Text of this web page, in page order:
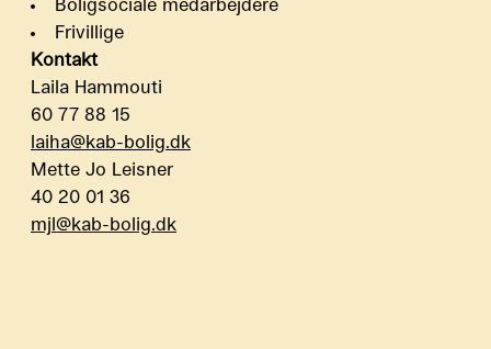
Boligsociale medarbejdere
Frivillige
Kontakt
Laila Hammouti
60 77 88 15
laiha@kab-bolig.dk
Mette Jo Leisner
40 20 01 36
mjl@kab-bolig.dk